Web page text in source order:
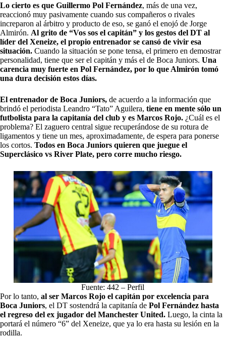
Lo cierto es que Guillermo Pol Fernández, más de una vez,
reaccionó muy pasivamente cuando sus compañeros o rivales
increparon al árbitro y producto de eso, se ganó el enojó de Jorge
Almirón. Al grito de “Vos sos el capitán” y los gestos del DT al
líder del Xeneize, el propio entrenador se cansó de vivir esa
situación. Cuando la situación se pone tensa, el primero en demostrar
personalidad, tiene que ser el capitán y más el de Boca Juniors. Una
carencia muy fuerte en Pol Fernández, por lo que Almirón tomó
una dura decisión estos días.
El entrenador de Boca Juniors, de acuerdo a la información que
brindó el periodista Leandro “Tato” Aguilera, tiene en mente sólo un
futbolista para la capitanía del club y es Marcos Rojo. ¿Cuál es el
problema? El zaguero central sigue recuperándose de su rotura de
ligamentos y tiene un mes, aproximadamente, de espera para ponerse
los cortos. Todos en Boca Juniors quieren que juegue el
Superclásico vs River Plate, pero corre mucho riesgo.
Fuente: 442 – Perfil
Por lo tanto, al ser Marcos Rojo el capitán por excelencia para
Boca Juniors, el DT sostendrá la capitanía de Pol Fernández hasta
el regreso del ex jugador del Manchester United. Luego, la cinta la
portará el número “6” del Xeneize, que ya lo era hasta su lesión en la
rodilla.